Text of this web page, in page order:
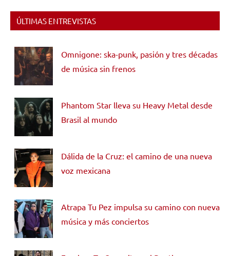
ÚLTIMAS ENTREVISTAS
Omnigone: ska-punk, pasión y tres décadas
de música sin frenos
Phantom Star lleva su Heavy Metal desde
Brasil al mundo
Dálida de la Cruz: el camino de una nueva
voz mexicana
Atrapa Tu Pez impulsa su camino con nueva
música y más conciertos